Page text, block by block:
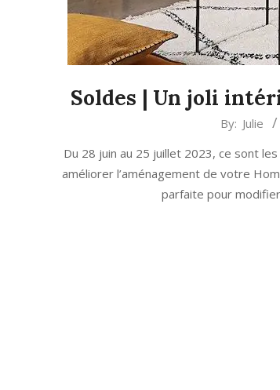
Soldes | Un joli
By: Julie
Du 28 juin au 25 juillet 2023, ce sont
améliorer l’aménagement de votre
parfaite pour